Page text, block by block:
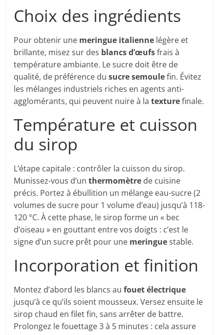
Choix des ingrédients
Pour obtenir une meringue italienne légère et
brillante, misez sur des blancs d’œufsfrais à
température ambiante. Le sucre doit être de
qualité, de préférence dusucre semoulefin. Évitez
les mélanges industriels riches en agents anti-
agglomérants, qui peuvent nuire à latexturefinale.
Température et cuisson
du sirop
L’étape capitale : contrôler la cuisson du sirop.
Munissez-vous d’unthermomètre de cuisine
précis. Portez à ébullition un mélange eau-sucre (2
volumes de sucre pour 1 volume d’eau) jusqu’à 118-
120 °C. À cette phase, le sirop forme un « bec
d’oiseau » en gouttant entre vos doigts : c’est le
signe d’un sucre prêt pour une meringuestable.
Incorporation et finition
Montez d’abord les blancs aufouet électrique
jusqu’à ce qu’ils soient mousseux. Versez ensuite le
sirop chaud en filet fin, sans arrêter de battre.
Prolongez le fouettage 3 à 5 minutes : cela assure